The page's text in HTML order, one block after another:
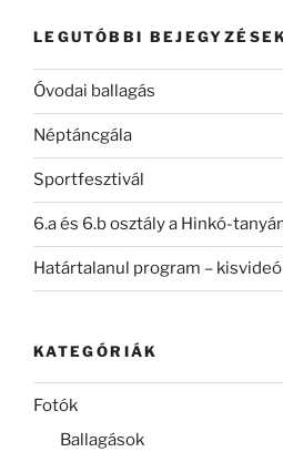
LEGUTÓBBI
Óvodai ballagás
Néptáncgála
Sportfesztivál
6.a és 6.b osztály a Hinkó-
Határtalanul program – kisvideó
KATEGÓRIÁK
Fotók
Ballagások